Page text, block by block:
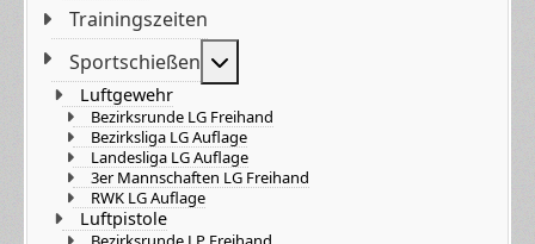
Trainingszeiten
Sportschießen
Luftgewehr
Bezirksrunde LG Freihand
Bezirksliga LG Auflage
Landesliga LG Auflage
3er Mannschaften LG Freihand
RWK LG Auflage
Luftpistole